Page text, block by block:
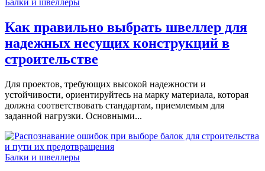
Балки и швеллеры
Как правильно выбрать швеллер для
надежных несущих конструкций в
строительстве
Для проектов, требующих высокой надежности и
устойчивости, ориентируйтесь на марку материала, которая
должна соответствовать стандартам, приемлемым для
заданной нагрузки. Основными...
Балки и швеллеры